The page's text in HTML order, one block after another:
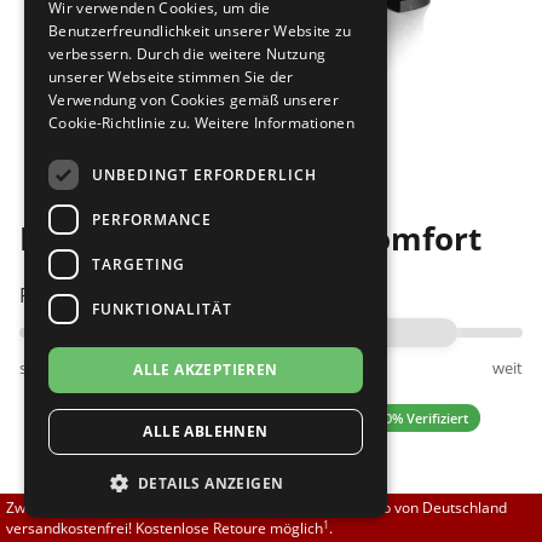
Brautschuhe
Sneaker
Übergrößen 43-44
Flexerinas
Merlet
Nueva Epoca
RayRose
Rummos
Rumpf
SoDanca
TopTanz
Bilder
Diamant 035-012-537 comfort
Passt am besten bei Fußweite:
schmal normal weit
0.00 (0 Bewertungen) ✓ 100% Verifiziert
139,50 EUR
Zwischen 70,00 EUR und 800,00 EUR liefern wir innerhalb von Deutschland
versandkostenfrei! Kostenlose Retoure möglich1.
Wir verwenden Cookies, um die
Benutzerfreundlichkeit unserer Website zu
verbessern. Durch die weitere Nutzung
unserer Webseite stimmen Sie der
Verwendung von Cookies gemäß unserer
Cookie-Richtlinie zu. Weitere Informationen
UNBEDINGT ERFORDERLICH
PERFORMANCE
TARGETING
FUNKTIONALITÄT
ALLE AKZEPTIEREN
ALLE ABLEHNEN
DETAILS ANZEIGEN